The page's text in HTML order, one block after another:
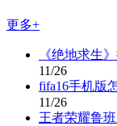
更多+
《绝地求生
11/26
fifa16手机版
11/26
王者荣耀鲁